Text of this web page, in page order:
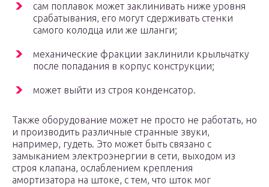
сам поплавок может заклинивать ниже уровня
срабатывания, его могут сдерживать стенки
самого колодца или же шланги;
механические фракции заклинили крыльчатку
после попадания в корпус конструкции;
может выйти из строя конденсатор.
Также оборудование может не просто не работать, но
и производить различные странные звуки,
например, гудеть. Это может быть связано с
замыканием электроэнергии в сети, выходом из
строя клапана, ослаблением крепления
амортизатора на штоке, с тем, что шток мог